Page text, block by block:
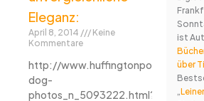
Eleganz:
April 8, 2014
Keine
Kommentare
http://www.huffingtonpost.com/
dog-
photos_n_5093222.html?
ist
über